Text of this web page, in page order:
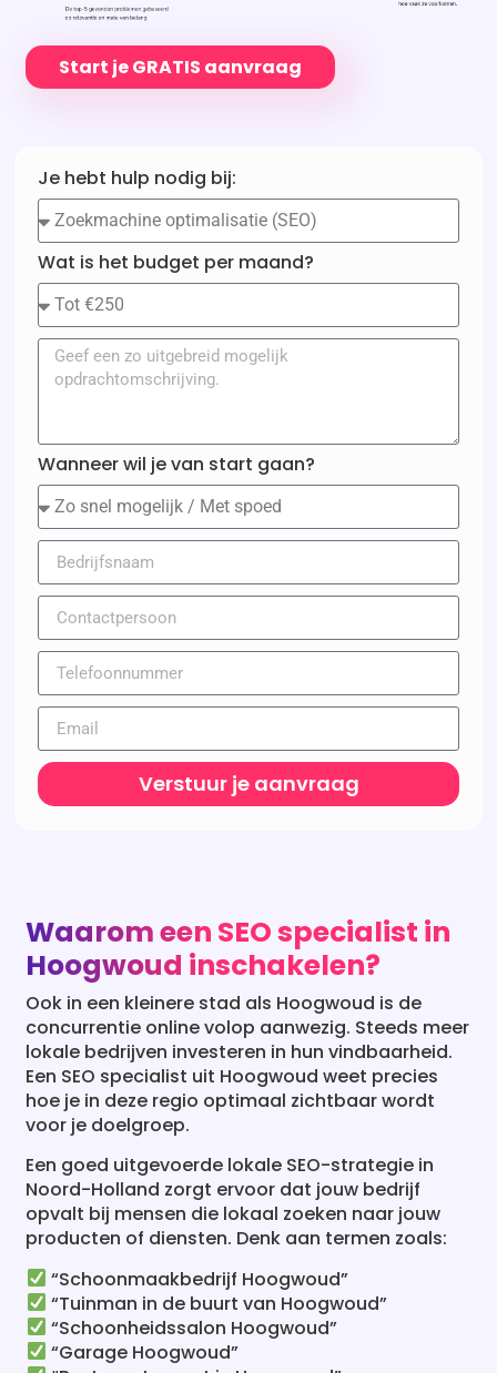
Start je GRATIS aanvraag
Je hebt hulp nodig bij:
Wat is het budget per maand?
Wanneer wil je van start gaan?
Verstuur je aanvraag
Waarom een SEO specialist in
Hoogwoud inschakelen?
Ook in een kleinere stad als Hoogwoud is de
concurrentie online volop aanwezig. Steeds meer
lokale bedrijven investeren in hun vindbaarheid.
Een SEO specialist uit Hoogwoud weet precies
hoe je in deze regio optimaal zichtbaar wordt
voor je doelgroep.
Een goed uitgevoerde lokale SEO-strategie in
Noord-Holland zorgt ervoor dat jouw bedrijf
opvalt bij mensen die lokaal zoeken naar jouw
producten of diensten. Denk aan termen zoals:
“Schoonmaakbedrijf Hoogwoud”
“Tuinman in de buurt van Hoogwoud”
“Schoonheidssalon Hoogwoud”
“Garage Hoogwoud”